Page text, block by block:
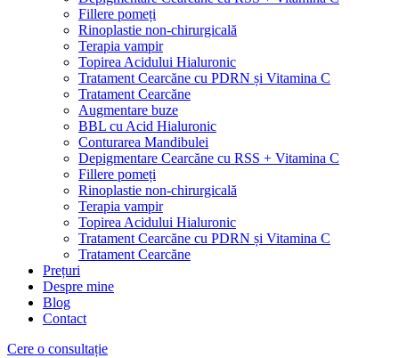
Fillere pomeți
Rinoplastie non-chirurgicală
Terapia vampir
Topirea Acidului Hialuronic
Tratament Cearcăne cu PDRN și Vitamina C
Tratament Cearcăne
Augmentare buze
BBL cu Acid Hialuronic
Conturarea Mandibulei
Depigmentare Cearcăne cu RSS + Vitamina C
Fillere pomeți
Rinoplastie non-chirurgicală
Terapia vampir
Topirea Acidului Hialuronic
Tratament Cearcăne cu PDRN și Vitamina C
Tratament Cearcăne
Prețuri
Despre mine
Blog
Contact
Cere o consultație